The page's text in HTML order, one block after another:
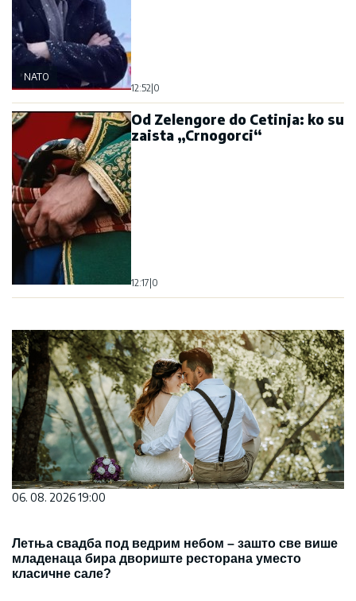
NATO
12:52 0
Od Zelengore do Cetinja: ko su
zaista „Crnogorci“
12:17 0
06. 08. 2026 19:00
Летња свадба под ведрим небом – зашто све више
младенаца бира двориште ресторана уместо
класичне сале?